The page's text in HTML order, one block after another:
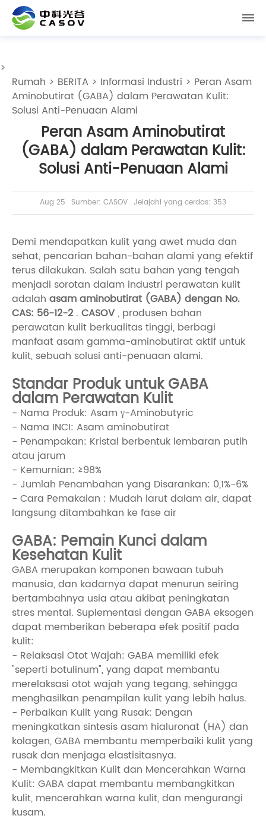
>
Rumah > BERITA > Informasi Industri > Peran Asam
Aminobutirat (GABA) dalam Perawatan Kulit:
Solusi Anti-Penuaan Alami
Peran Asam Aminobutirat
(GABA) dalam Perawatan Kulit:
Solusi Anti-Penuaan Alami
Aug 25 Sumber: CASOV Jelajahi yang cerdas: 353
Demi mendapatkan kulit yang awet muda dan
sehat, pencarian bahan-bahan alami yang efektif
terus dilakukan. Salah satu bahan yang tengah
menjadi sorotan dalam industri perawatan kulit
adalah asam aminobutirat (GABA) dengan No.
CAS: 56-12-2. CASOV, produsen bahan
perawatan kulit berkualitas tinggi, berbagi
manfaat asam gamma-aminobutirat aktif untuk
kulit, sebuah solusi anti-penuaan alami.
Standar Produk untuk GABA
dalam Perawatan Kulit
- Nama Produk: Asam γ-Aminobutyric
- Nama INCI: Asam aminobutirat
- Penampakan: Kristal berbentuk lembaran putih
atau jarum
- Kemurnian: ≥98%
- Jumlah Penambahan yang Disarankan: 0,1%-6%
- Cara Pemakaian : Mudah larut dalam air, dapat
langsung ditambahkan ke fase air
GABA: Pemain Kunci dalam
Kesehatan Kulit
GABA merupakan komponen bawaan tubuh
manusia, dan kadarnya dapat menurun seiring
bertambahnya usia atau akibat peningkatan
stres mental. Suplementasi dengan GABA eksogen
dapat memberikan beberapa efek positif pada
kulit:
- Relaksasi Otot Wajah: GABA memiliki efek
"seperti botulinum", yang dapat membantu
merelaksasi otot wajah yang tegang, sehingga
menghasilkan penampilan kulit yang lebih halus.
- Perbaikan Kulit yang Rusak: Dengan
meningkatkan sintesis asam hialuronat (HA) dan
kolagen, GABA membantu memperbaiki kulit yang
rusak dan menjaga elastisitasnya.
- Membangkitkan Kulit dan Mencerahkan Warna
Kulit: GABA dapat membantu membangkitkan
kulit, mencerahkan warna kulit, dan mengurangi
kusam.